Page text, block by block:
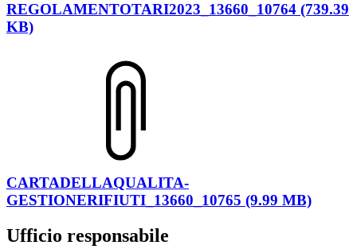
REGOLAMENTOTARI2023_13660_10764 (739.39
KB)
CARTADELLAQUALITA-
GESTIONERIFIUTI_13660_10765 (9.99 MB)
Ufficio responsabile